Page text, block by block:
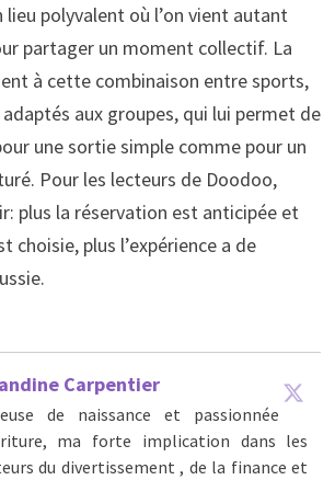
lieu polyvalent où l’on vient autant
partager un moment collectif. La
à cette combinaison entre sports,
aux groupes, qui lui permet de
une sortie simple comme pour un
Pour les lecteurs de Doodoo,
plus la réservation est anticipée et
choisie, plus l’expérience a de
Carpentier
de naissance et passionnée
ma forte implication dans les
du divertissement , de la finance et